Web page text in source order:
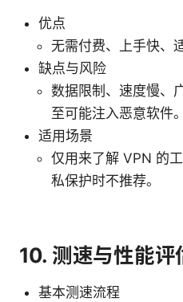
优点
无需付费、上手快、
缺点与风险
数据限制、速度慢、
至可能注入恶意软件。
适用场景
仅用来了解 VPN 的
私保护时不推荐。
10. 测速与性能评
基本测速流程